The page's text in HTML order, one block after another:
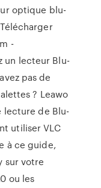
optique blu-
-
un lecteur Blu-
pas de
? Leawo
lecture de Blu-
utiliser VLC
à ce guide,
sur votre
ou les